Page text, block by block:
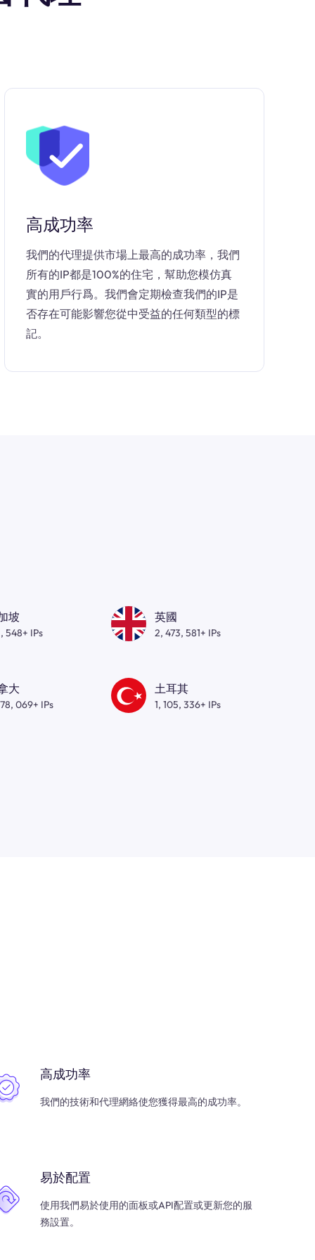
高成功率
我們的代理提供市場上最高的成功率，我們
所有的IP都是100%的住宅，幫助您模仿真
實的用戶行爲。我們會定期檢查我們的IP是
否存在可能影響您從中受益的任何類型的標
記。
坡
548+ IPs
英國
2, 473, 581+ IPs
大
069+ IPs
土耳其
1, 105, 336+ IPs
高成功率
我們的技術和代理網絡使您獲得最高的成功率。
易於配置
使用我們易於使用的面板或API配置或更新您的服
務設置。